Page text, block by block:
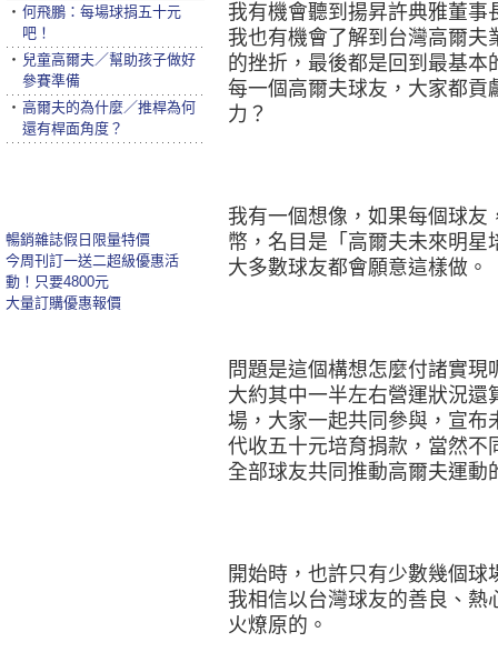
我有機會聽到揚昇許典雅董
我也有機會了解到台灣高爾
的挫折，最後都是回到最基
每一個高爾夫球友，大家都貢
力？
我有一個想像，如果每個球
幣，名目是「高爾夫未來明
大多數球友都會願意這樣做。
問題是這個構想怎麼付諸實
大約其中一半左右營運狀況
場，大家一起共同參與，宣布
代收五十元培育捐款，當然不
全部球友共同推動高爾夫運動
開始時，也許只有少數幾個
我相信以台灣球友的善良、
火燎原的。
‧ 何飛鵬：每場球捐五十元
吧！
‧ 兒童高爾夫／幫助孩子做好
參賽準備
‧ 高爾夫的為什麼／推桿為何
還有桿面角度？
暢銷雜誌假日限量特價
今周刊訂一送二超級優惠活
動！只要4800元
大量訂購優惠報價